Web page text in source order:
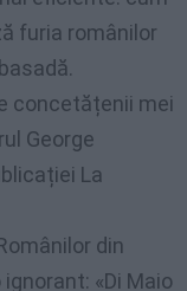
furia românilor
concetățenii mei
George
La
din
«Di Maio